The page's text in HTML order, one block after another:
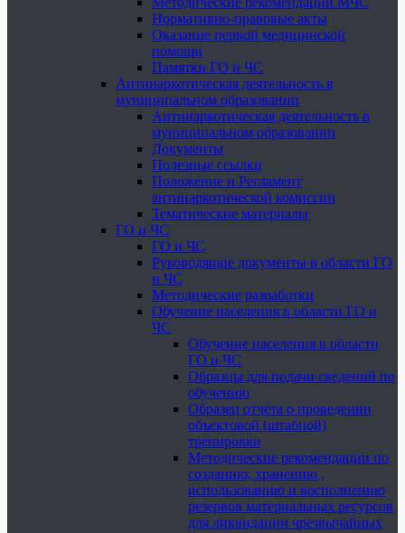
Нормативно-правовые акты
Оказание первой медицинской
помощи
Памятки ГО и ЧС
Антинаркотическая деятельность в
муниципальном образовании
Антинаркотическая деятельность в
муниципальном образовании
Документы
Полезные ссылки
Положение и Регламент
антинаркотической комиссии
Тематические материалы
ГО и ЧС
ГО и ЧС
Руководящие документы в области ГО
и ЧС
Методические разработки
Обучение населения в области ГО и
ЧС
Обучение населения в области
ГО и ЧС
Образцы для подачи сведений по
обучению
Образец отчёта о проведении
объектовой (штабной)
тренировки
Методические рекомендации по
созданию, хранению ,
использованию и восполнению
резервов материальных ресурсов
для ликвидации чрезвычайных